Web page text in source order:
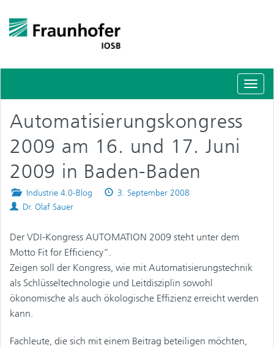
Automatisierungskongress
2009 am 16. und 17. Juni
2009 in Baden-Baden
Posted
in
Industrie 4.0-Blog
Published
3. September 2008
Authors
Dr. Olaf Sauer
Der VDI-Kongress AUTOMATION 2009 steht unter dem
Motto Fit for Efficiency“.
Zeigen soll der Kongress, wie mit Automatisierungstechnik
als Schlüsseltechnologie und Leitdisziplin sowohl
ökonomische als auch ökologische Effizienz erreicht werden
kann.
Fachleute, die sich mit einem Beitrag beteiligen möchten,